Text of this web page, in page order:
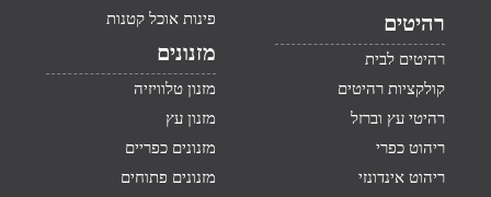
רהיטים
רהיטים לבית
קולקציות רהיטים
רהיטי עץ וברזל
ריהוט כפרי
ריהוט אינדונזי
פינות אוכל קטנות
מזנונים
מזנון טלוויזיה
מזנון עץ
מזנונים כפריים
מזנונים פתוחים